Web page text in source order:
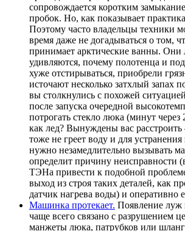
сопровождается коротким
пробок. Но, как показывает
Поэтому часто владельцы техники
время даже не догадываться о том,
принимает арктические ванны. Они
удивляются, почему полотенца и
хуже отстирываться, приобрели
источают несколько затхлый запах
вы столкнулись с похожей
после запуска очередной
потрогать стекло люка (минут
как лед? Вынуждены вас расстроить
тоже не греет воду и для
нужно незамедлительно вызывать
определит причину неисправности
ТЭНа привести к подобной
выход из строя таких деталей, как
датчик нагрева воды) и оперативно
Машинка протекает. Появление луж
чаще всего связано с разрушением
манжеты люка, патрубков или